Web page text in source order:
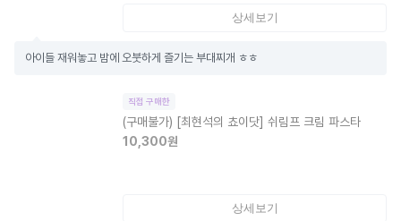
상세보기
아이들 재워놓고 밤에 오붓하게 즐기는 부대찌개 ㅎㅎ
직접 구매한
(구매불가) [최현석의 쵸이닷] 쉬림프 크림 파스타
10,300원
상세보기